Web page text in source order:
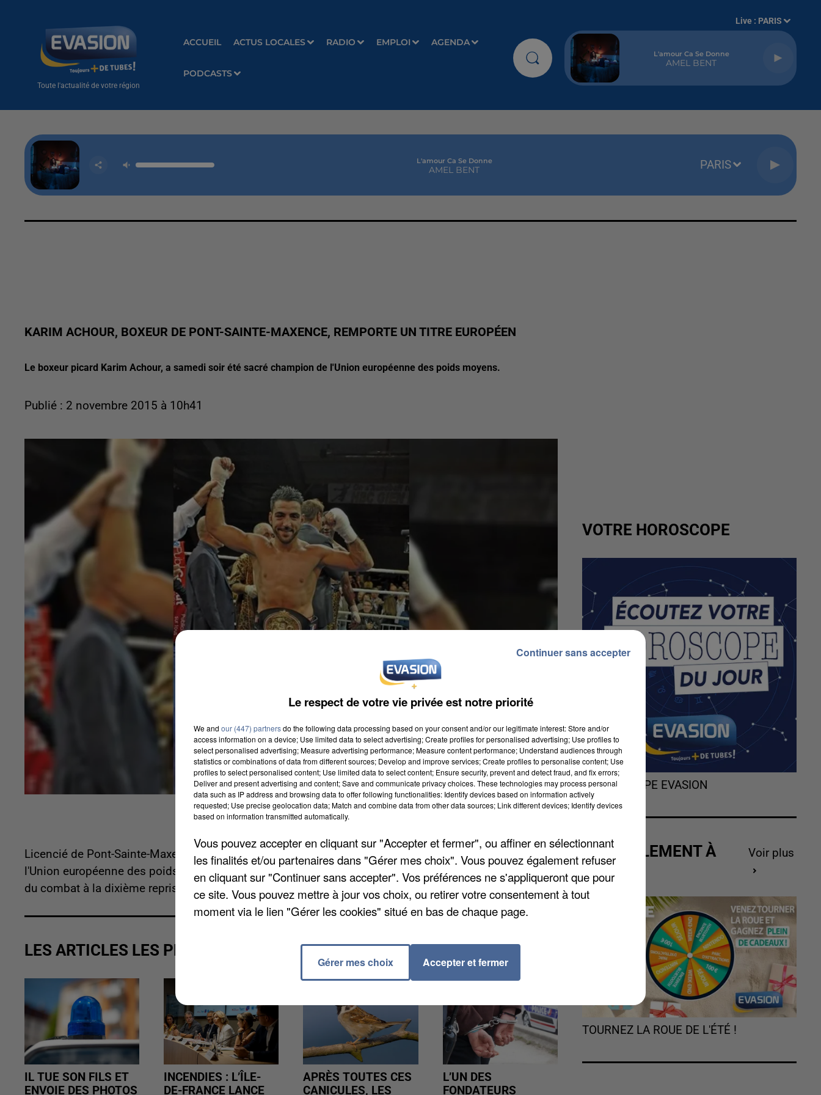
Toute l'actualité de votre région
ACCUEIL ACTUS LOCALES RADIO EMPLOI AGENDA
PODCASTS
Live : PARIS
L'amour Ca Se Donne
AMEL BENT
L'amour Ca Se Donne
AMEL BENT PARIS
KARIM ACHOUR, BOXEUR DE PONT-SAINTE-MAXENCE, REMPORTE UN TITRE EUROPÉEN
Le boxeur picard Karim Achour, a samedi soir été sacré champion de l'Union européenne des poids moyens.
Publié : 2 novembre 2015 à 10h41
Licencié de Pont-Sainte-Maxence, le boxeur picard Karim Achour, a samedi soir été sacré champion de
l'Union européenne des poids moyens en battant à Noisy-le-Grand Moez Fhima. L'arbitre a sifflé l'arrêt
du combat à la dixième reprise.
LES ARTICLES LES PLUS VUS
IL TUE SON FILS ET
ENVOIE DES PHOTOS
INCENDIES : L’ÎLE-
DE-FRANCE LANCE
APRÈS TOUTES CES
CANICULES, LES
L’UN DES
FONDATEURS
VOTRE HOROSCOPE
L'HOROSCOPE EVASION
ACTUELLEMENT À
GAGNER
Voir plus
TOURNEZ LA ROUE DE L'ÉTÉ !
Le respect de votre vie privée est notre priorité
We and our (447) partnersdo the following data processing based on your consent and/or our legitimate interest: Store and/or
access information on a device; Use limited data to select advertising; Create profiles for personalised advertising; Use profiles to
select personalised advertising; Measure advertising performance; Measure content performance; Understand audiences through
statistics or combinations of data from different sources; Develop and improve services; Create profiles to personalise content; Use
profiles to select personalised content; Use limited data to select content; Ensure security, prevent and detect fraud, and fix errors;
Deliver and present advertising and content; Save and communicate privacy choices. These technologies may process personal
data such as IP address and browsing data to offer following functionalities: Identify devices based on information actively
requested; Use precise geolocation data; Match and combine data from other data sources; Link different devices; Identify devices
based on information transmitted automatically.
Vous pouvez accepter en cliquant sur "Accepter et fermer", ou affiner en sélectionnant
les finalités et/ou partenaires dans "Gérer mes choix". Vous pouvez également refuser
en cliquant sur "Continuer sans accepter". Vos préférences ne s'appliqueront que pour
ce site. Vous pouvez mettre à jour vos choix, ou retirer votre consentement à tout
moment via le lien "Gérer les cookies" situé en bas de chaque page.
Gérer mes choix Accepter et fermer
Continuer sans accepter